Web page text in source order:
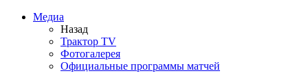
Медиа
Назад
Трактор TV
Фотогалерея
Официальные программы матчей